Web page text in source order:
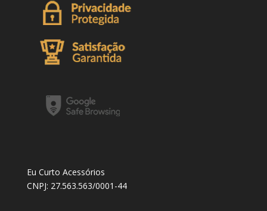
Eu Curto Acessórios
CNPJ: 27.563.563/0001-44